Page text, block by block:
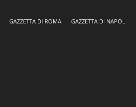
GAZZETTA DI ROMA GAZZETTA DI NAPOLI